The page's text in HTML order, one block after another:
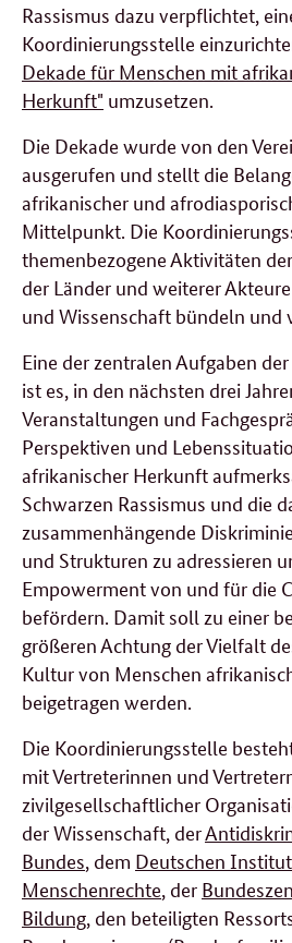
Rassismus dazu verpflichtet,
Koordinierungsstelle
Dekade für Menschen mit
Herkunft" umzusetzen.
Die Dekade wurde von den
ausgerufen und stellt die
afrikanischer und
Mittelpunkt. Die
themenbezogene Aktivitäten
der Länder und weiterer
und Wissenschaft bündeln und
Eine der zentralen Aufgaben der
ist es, in den nächsten drei
Veranstaltungen und
Perspektiven und
afrikanischer Herkunft
Schwarzen Rassismus und die
zusammenhängende
und Strukturen zu adressieren
Empowerment von und für die
befördern. Damit soll zu einer
größeren Achtung der Vielfalt
Kultur von Menschen
beigetragen werden.
Die Koordinierungsstelle
mit Vertreterinnen und
zivilgesellschaftlicher
der Wissenschaft, der
Bundes, dem Deutschen
Menschenrechte, der
Bildung, den beteiligten